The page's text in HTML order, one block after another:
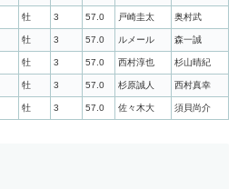
牡 3 57.0 戸崎圭太 奥村武
牡 3 57.0 ルメール 森一誠
牡 3 57.0 西村淳也 杉山晴紀
牡 3 57.0 杉原誠人 西村真幸
牡 3 57.0 佐々木大 須貝尚介